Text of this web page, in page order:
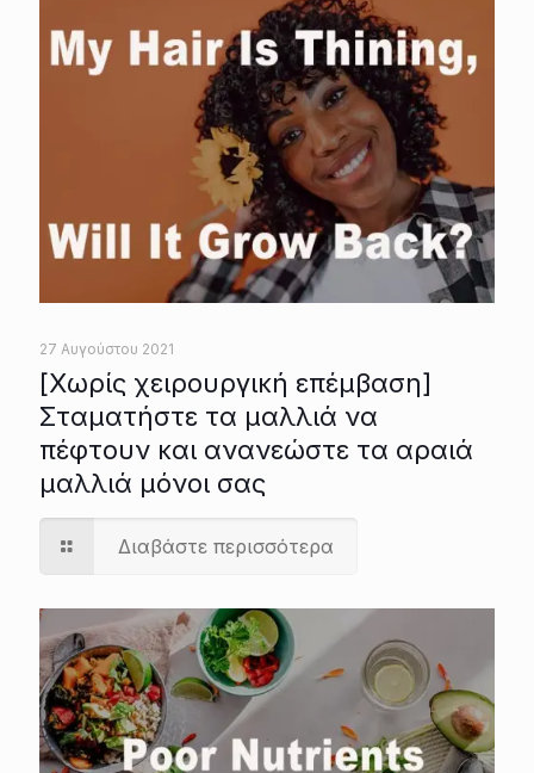
27 Αυγούστου 2021
[Χωρίς χειρουργική επέμβαση]
Σταματήστε τα μαλλιά να
πέφτουν και ανανεώστε τα αραιά
μαλλιά μόνοι σας
Διαβάστε περισσότερα